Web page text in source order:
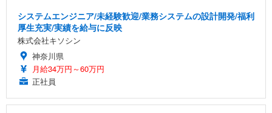
システムエンジニア/未経験歓迎/業務システムの設計開発/福利
厚生充実/実績を給与に反映
株式会社キソシン
神奈川県
月給34万円～60万円
正社員